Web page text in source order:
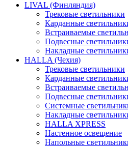
LIVAL (Финляндия)
Трековые светильники
Карданные
Встраиваемые
Подвесные
Накладные
HALLA (Чехия)
Трековые светильники
Карданные
Встраиваемые
Подвесные
Системные
Накладные
HALLA XPRESS
Настенное освещение
Напольные